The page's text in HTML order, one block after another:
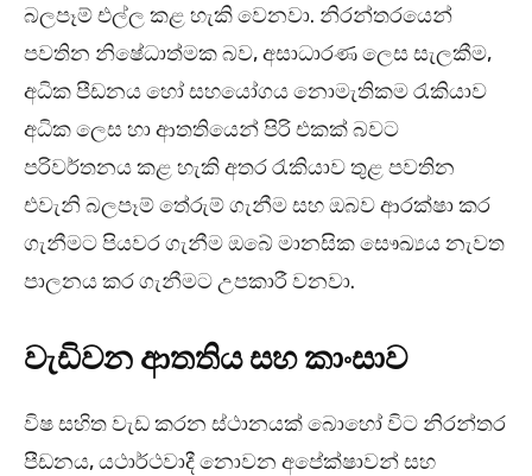
බලපෑම් එල්ල කළ හැකි වෙනවා. නිරන්තරයෙන්
පවතින නිෂේධාත්මක බව, අසාධාරණ ලෙස සැලකීම,
අධික පීඩනය හෝ සහයෝගය නොමැතිකම රැකියාව
අධික ලෙස හා ආතතියෙන් පිරි එකක් බවට
පරිවර්තනය කළ හැකි අතර රැකියාව තුළ පවතින
එවැනි බලපෑම් තේරුම් ගැනීම සහ ඔබව ආරක්ෂා කර
ගැනීමට පියවර ගැනීම ඔබේ මානසික සෞඛ්‍යය නැවත
පාලනය කර ගැනීමට උපකාරී වනවා.
වැඩිවන ආතතිය සහ කාංසාව
විෂ සහිත වැඩ කරන ස්ථානයක් බොහෝ විට නිරන්තර
පීඩනය, යථාර්ථවාදී නොවන අපේක්ෂාවන් සහ